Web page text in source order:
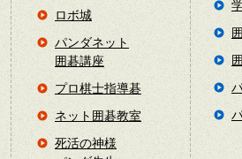
ロボ城
パンダネット
囲碁講座
プロ棋士指導碁
ネット囲碁教室
死活の神様